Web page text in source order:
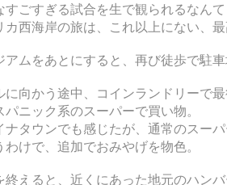
すごすぎる試合を生で観られるなん
カ西海岸の旅は、これ以上にない、
アムをあとにすると、再び徒歩で駐
に向かう途中、コインランドリーで
パニック系のスーパーで買い物。
ナタウンでも感じたが、通常のスー
わけで、追加でおみやげを物色。
終えると、近くにあった地元のハン